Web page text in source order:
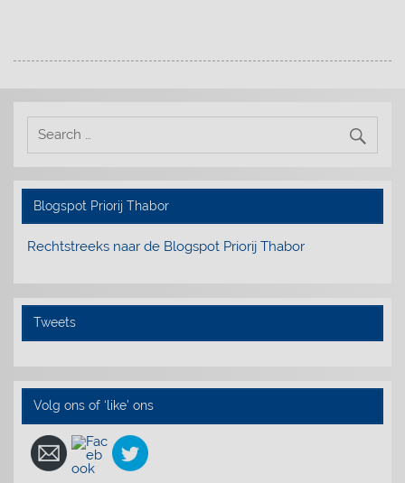
Blogspot Priorij Thabor
Rechtstreeks naar de Blogspot Priorij Thabor
Tweets
Volg ons of ‘like’ ons